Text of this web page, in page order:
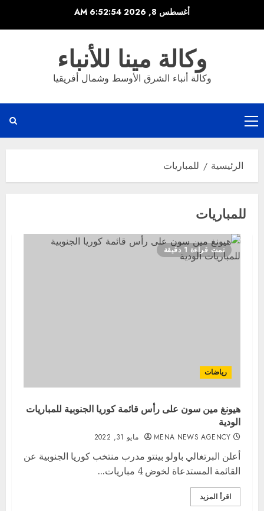
أغسطس 8, 2026 6:52:55 AM
وكالة مينا للأنباء
وكالة أنباء الشرق الأوسط وشمال أفريقيا
القائمة
الرئيسية
الرئيسية للمباريات
للمباريات
تمت قراءة 1 دقيقة
رياضات
هيونغ مين سون على رأس قائمة كوريا الجنوبية للمباريات
الودية
MENA NEWS AGENCY مايو 31, 2022
أعلن البرتغالي باولو ​بينتو​ مدرب منتخب ​كوريا الجنوبية​ عن
​القائمة​ المستدعاة لخوض 4 ​مباريات...
اقرأ المزيد